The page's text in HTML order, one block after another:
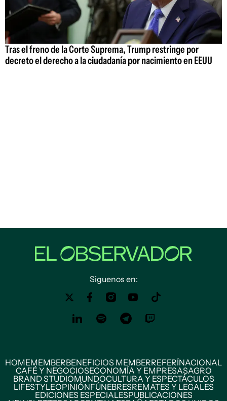
Tras el freno de la Corte Suprema, Trump restringe por
decreto el derecho a la ciudadanía por nacimiento en EEUU
Siguenos en:
HOMEMEMBERBENEFICIOS MEMBERREFERÍNACIONAL
CAFÉ Y NEGOCIOSECONOMÍA Y EMPRESASAGRO
BRAND STUDIOMUNDOCULTURA Y ESPECTÁCULOS
LIFESTYLEOPINIÓNFÚNEBRESREMATES Y LEGALES
EDICIONES ESPECIALESPUBLICACIONES